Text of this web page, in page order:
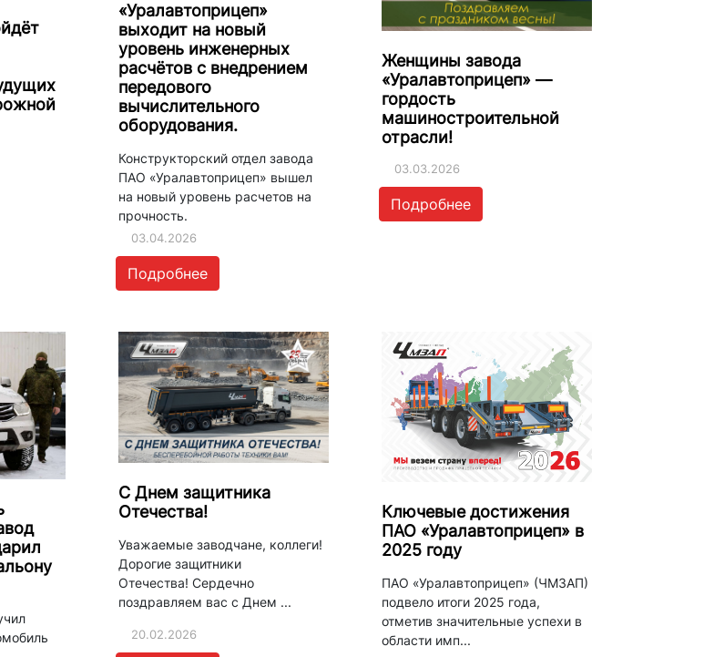
«Уралавтоприцеп»
выходит на новый
уровень инженерных
расчётов с внедрением
передового
вычислительного
оборудования.
Конструкторский отдел завода
ПАО «Уралавтоприцеп» вышел
на новый уровень расчетов на
прочность.
03.04.2026
Подробнее
Женщины завода
«Уралавтоприцеп» —
гордость
машиностроительной
отрасли!
03.03.2026
Подробнее
С Днем защитника
Отечества!
Уважаемые заводчане, коллеги!
Дорогие защитники
Отечества! Сердечно
поздравляем вас с Днем ...
20.02.2026
Ключевые достижения
ПАО «Уралавтоприцеп» в
2025 году
ПАО «Уралавтоприцеп» (ЧМЗАП)
подвело итоги 2025 года,
отметив значительные успехи в
области имп...